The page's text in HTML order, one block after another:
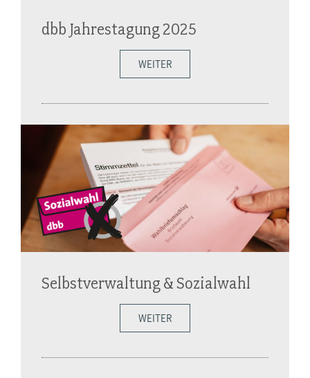
dbb Jahrestagung 2025
WEITER
Selbstverwaltung & Sozialwahl
WEITER